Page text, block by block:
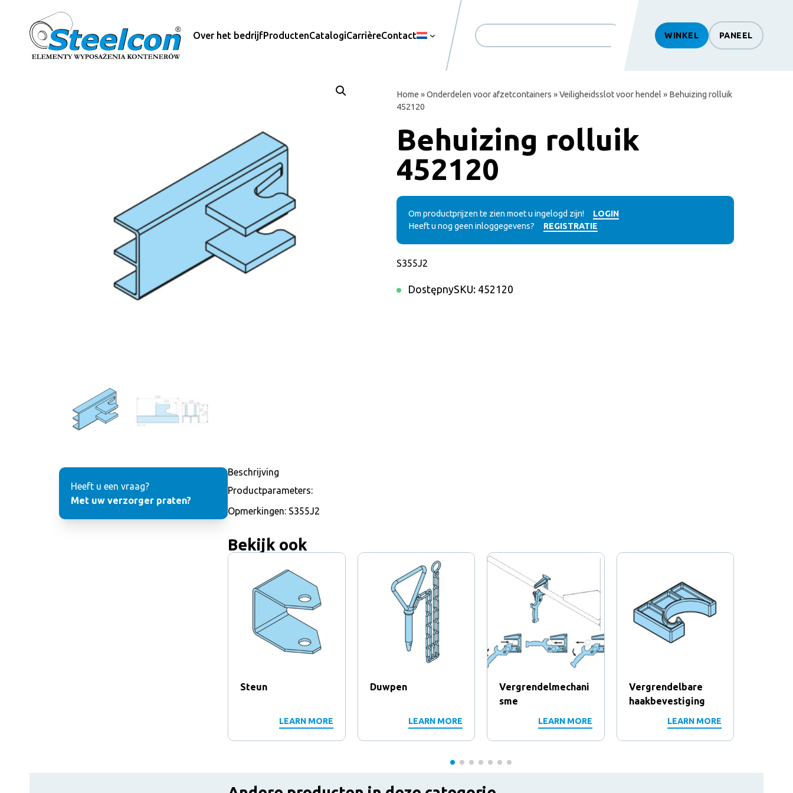
Over het bedrijfProductenCatalogiCarrièreContact
ZoekopdrachtSearch
WINKEL PANEEL
Home »Onderdelen voor afzetcontainers »Veiligheidsslot voor hendel » Behuizing rolluik
452120
Behuizing rolluik
452120
Om productprijzen te zien moet u ingelogd zijn!
LOGIN
Heeft u nog geen inloggegevens?
REGISTRATIE
S355J2
DostępnySKU: 452120
Heeft u een vraag?
Met uw verzorger praten?
Beschrijving
Productparameters:
Opmerkingen: S355J2
Bekijk ook
Steun
LEARN MORE
Duwpen
LEARN MORE
Vergrendelmechani
sme
LEARN MORE
Vergrendelbare
haakbevestiging
LEARN MORE